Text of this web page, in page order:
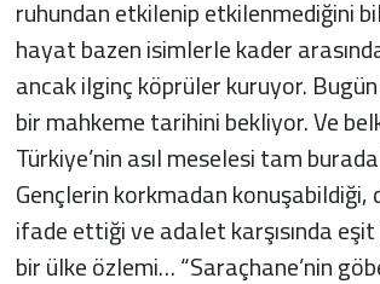
ruhundan etkilenip etkilenmediğini
hayat bazen isimlerle kader
ancak ilginç köprüler kuruyor.
bir mahkeme tarihini bekliyor. Ve
Türkiye’nin asıl meselesi tam
Gençlerin korkmadan konuşabildiği,
ifade ettiği ve adalet karşısında
bir ülke özlemi… “Saraçhane’nin